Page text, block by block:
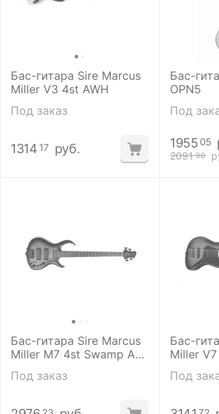
Бас-гитара Sire Marcus
Miller V3 4st AWH
Под заказ
1314 17 руб.
Бас-
OPN5
Под
2091 90
1955 05
Бас-гитара Sire Marcus
Miller M7 4st Swamp Ash
Под заказ
Бас-
Miller
Под